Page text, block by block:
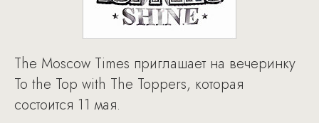
The Moscow Times приглашает на вечеринку
To the Top with The Toppers, которая
состоится 11 мая.